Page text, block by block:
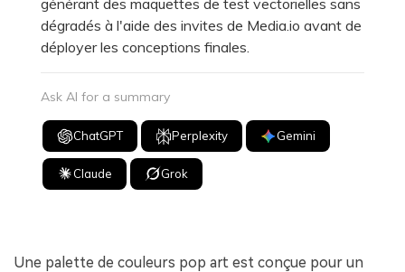
générant des maquettes de test vectorielles sans
dégradés à l'aide des invites de Media.io avant de
déployer les conceptions finales.
Ask AI for a summary
ChatGPT Perplexity Gemini
Claude Grok
Une palette de couleurs pop art est conçue pour un